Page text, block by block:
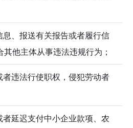
、报送有关报告或者履行信
他主体从事违法违规行为；
违法行使职权，侵犯劳动者
延迟支付中小企业款项、农